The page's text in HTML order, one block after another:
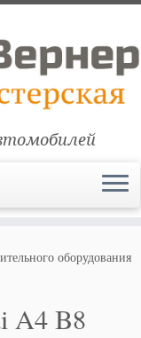
оборудования
A4 B8